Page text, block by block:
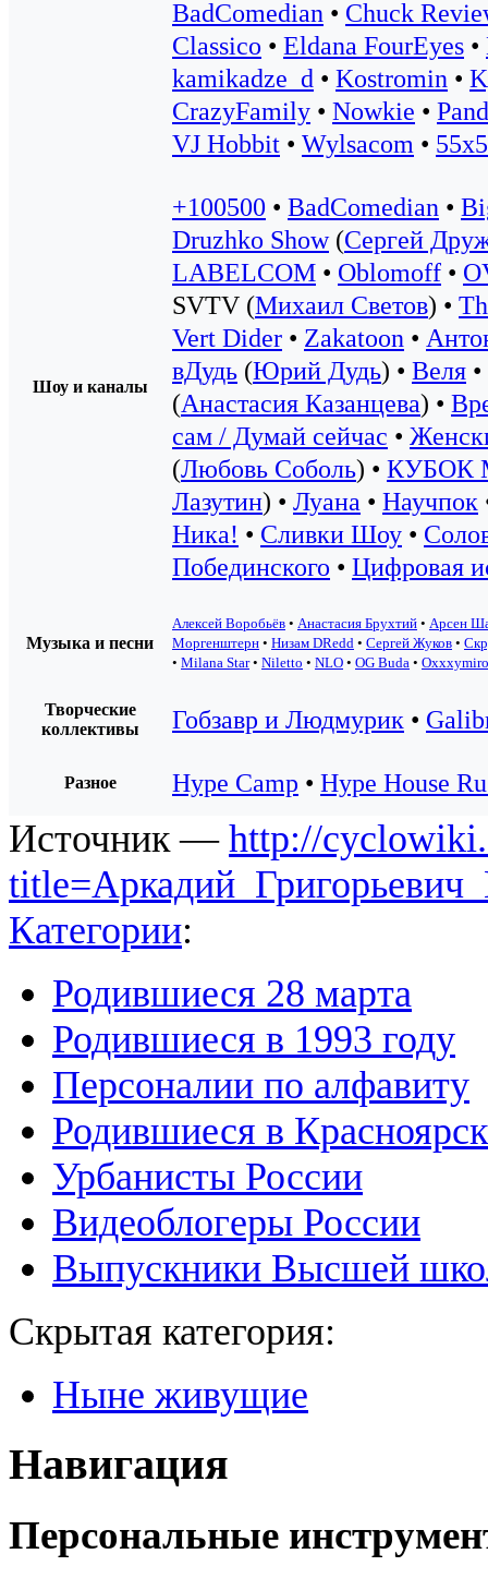
BadComedian • Chuck
Classico • Eldana FourEyes •
kamikadze_d • Kostromin •
CrazyFamily • Nowkie •
VJ Hobbit • Wylsacom •
Шоу и каналы
+100500 • BadComedian •
Druzhko Show(Сергей
LABELCOM • Oblomoff •
SVTV (Михаил Светов) •
Vert Dider • Zakatoon •
вДудь (Юрий Дудь) • Веля •
(Анастасия Казанцева) •
сам / Думай сейчас •
(Любовь Соболь) • КУБОК
Лазутин) • Луана • Научпок
Ника! • Сливки Шоу •
Побединского • Цифровая
Музыка и песни
Алексей Воробьёв • Анастасия Брухтий • Арсен
Моргенштерн • Низам DRedd • Сергей Жуков •
• Milana Star• Niletto • NLO • OG Buda •
Творческие
коллективы
Гобзавр и Людмурик •
Разное Hype Camp • Hype House
Источник — http://
Категории:
Родившиеся 28 марта
Родившиеся в 1993 году
Персоналии по алфавиту
Родившиеся в
Урбанисты России
Видеоблогеры России
Выпускники Высшей
Скрытая категория:
Ныне живущие
Навигация
Персональные